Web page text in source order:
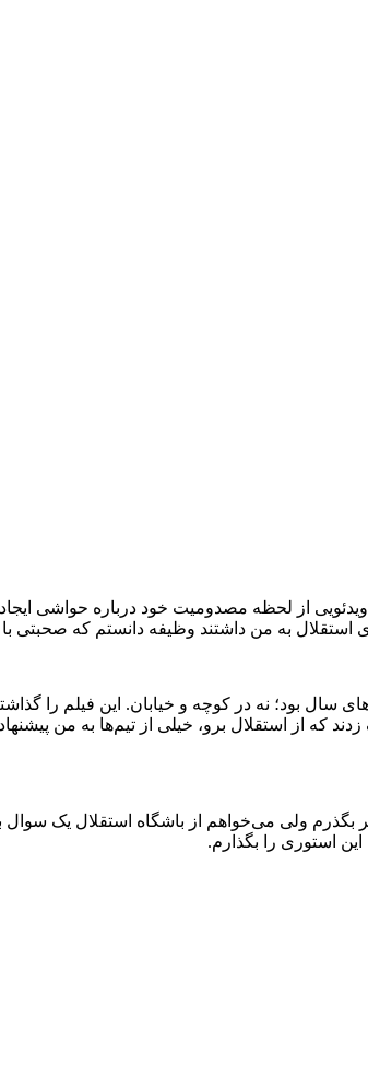
از لحظه مصدومیت خود درباره حواشی
به من داشتند وظیفه دانستم که صحبتی با
بود؛ نه در کوچه و خیابان. این فیلم را گذاشتم
که از استقلال برو، خیلی از تیم‌ها به من
بگذرم ولی می‌خواهم از باشگاه استقلال یک
استوری را بگذارم.